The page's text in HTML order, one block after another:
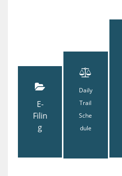
E-
Filin
g
Daily
Trail
Sche
dule